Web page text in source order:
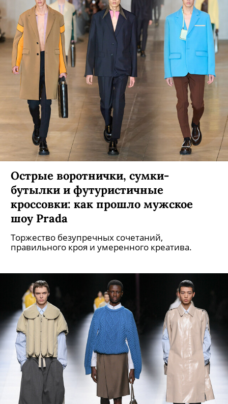
Острые воротнички, сумки-
бутылки и футуристичные
кроссовки: как прошло мужское
шоу Prada
Торжество безупречных сочетаний,
правильного кроя и умеренного креатива.